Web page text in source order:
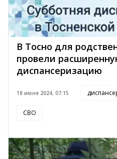
В Тосно для
провели
диспансеризацию
18 июня 2024, 07:15
СВО